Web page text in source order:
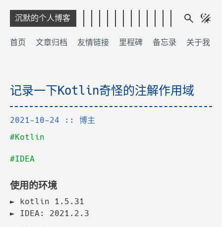
沉默的个人博客
首页 文章归档 友情链接 里程碑 备忘录 关于我
记录一下Kotlin奇怪的注解作用域
2021-10-24
:: 博主
#Kotlin
#IDEA
使用的环境
kotlin 1.5.31
IDEA: 2021.2.3